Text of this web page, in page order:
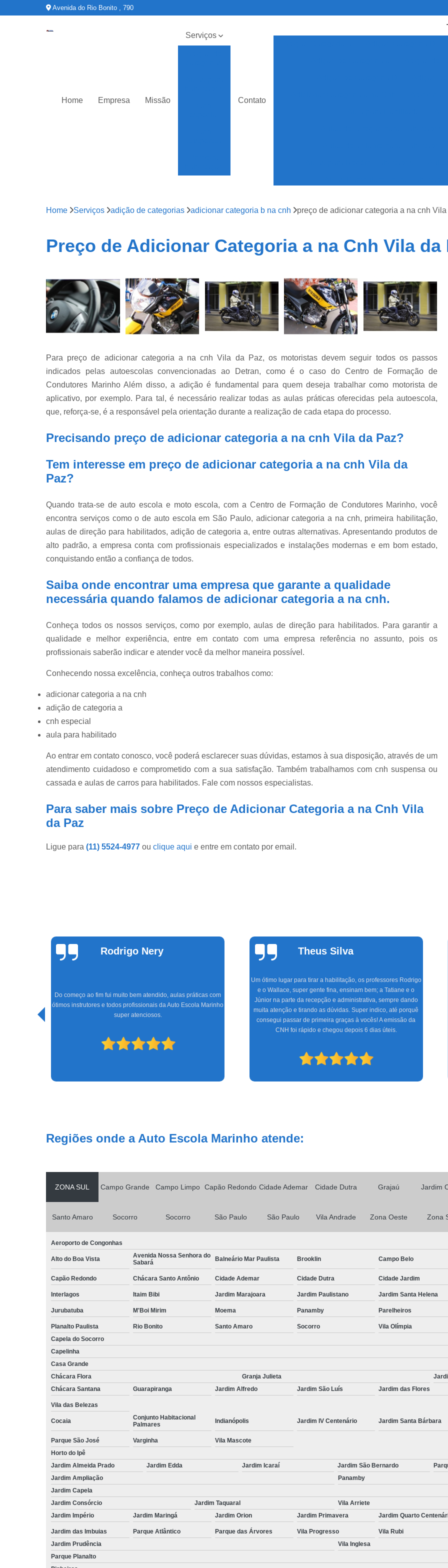
Avenida do Rio Bonito , 790
Home Empresa Missão
Serviços
Contato
Auto Escola Especializada em Cnh
Cnh Especial Moto
Cnh Especial
Carteira Cnh Suspensa
Cnh Suspensa
Cnh Suspensa por Pontos
Cnh
Reabilitação de Cnh Suspensa
Regularização de Cnh
Cnh
Primeira Carteira de Habilitação
Primeira
Primeira Habilitação B
Primeira Habilitação Categoria B
Primeira Habilitação para
Home Serviços adição de categorias adicionar categoria b na cnh preço de adicionar categoria a na cnh Vila
Preço de Adicionar Categoria a na Cnh Vila da
Para preço de adicionar categoria a na cnh Vila da Paz, os motoristas devem seguir todos os passos
indicados pelas autoescolas convencionadas ao Detran, como é o caso do Centro de Formação de
Condutores Marinho Além disso, a adição é fundamental para quem deseja trabalhar como motorista de
aplicativo, por exemplo. Para tal, é necessário realizar todas as aulas práticas oferecidas pela autoescola,
que, reforça-se, é a responsável pela orientação durante a realização de cada etapa do processo.
Precisando preço de adicionar categoria a na cnh Vila da Paz?
Tem interesse em preço de adicionar categoria a na cnh Vila da
Paz?
Quando trata-se de auto escola e moto escola, com a Centro de Formação de Condutores Marinho, você
encontra serviços como o de auto escola em São Paulo, adicionar categoria a na cnh, primeira habilitação,
aulas de direção para habilitados, adição de categoria a, entre outras alternativas. Apresentando produtos de
alto padrão, a empresa conta com profissionais especializados e instalações modernas e em bom estado,
conquistando então a confiança de todos.
Saiba onde encontrar uma empresa que garante a qualidade
necessária quando falamos de adicionar categoria a na cnh.
Conheça todos os nossos serviços, como por exemplo, aulas de direção para habilitados. Para garantir a
qualidade e melhor experiência, entre em contato com uma empresa referência no assunto, pois os
profissionais saberão indicar e atender você da melhor maneira possível.
Conhecendo nossa excelência, conheça outros trabalhos como:
adicionar categoria a na cnh
adição de categoria a
cnh especial
aula para habilitado
Ao entrar em contato conosco, você poderá esclarecer suas dúvidas, estamos à sua disposição, através de um
atendimento cuidadoso e comprometido com a sua satisfação. Também trabalhamos com cnh suspensa ou
cassada e aulas de carros para habilitados. Fale com nossos especialistas.
Para saber mais sobre Preço de Adicionar Categoria a na Cnh Vila
da Paz
Ligue para (11) 5524-4977 ou clique aqui e entre em contato por email.
Theus Silva
Júnior na parte da recepção e administrativa, sempre dando
muita atenção e tirando as dúvidas. Super indico, até porquê
consegui passar de primeira graças à vocês! A emissão da
Cinthia
Alvarenga
Fazer aulas com a Marinho foi a melhor experiência que tive,
com uma equipe altamente treinada, profissionais de excelente
gabarito, foram seis meses de muita alegria e sucesso do CFC
às aulas práticas, só tenho a agradecer. Espero que os novos
condutores tenham a mesma satisfação que eu.
Regiões onde a Auto Escola Marinho atende:
ZONA SUL Campo Grande Campo Limpo Capão Redondo Cidade Ademar Cidade Dutra Grajaú Jardim
Santo Amaro Socorro Socorro São Paulo São Paulo Vila Andrade Zona Oeste Zona
Aeroporto de Congonhas
Alto do Boa Vista
Avenida Nossa Senhora do
Sabará
Balneário Mar Paulista Brooklin Campo Belo
Capão Redondo Chácara Santo Antônio Cidade Ademar Cidade Dutra Cidade Jardim
Interlagos Itaim Bibi Jardim Marajoara Jardim Paulistano Jardim Santa Helena
Jurubatuba M'Boi Mirim Moema Panamby Parelheiros
Planalto Paulista Rio Bonito Santo Amaro Socorro Vila Olímpia
Capela do Socorro
Capelinha
Casa Grande
Chácara Flora
Granja Julieta
Chácara Santana
Guarapiranga Jardim Alfredo Jardim São Luís Jardim das Flores
Vila das Belezas
Cocaia
Conjunto Habitacional
Palmares
Indianópolis Jardim IV Centenário Jardim Santa Bárbara
Parque São José Varginha
Vila Mascote
Horto do Ipê
Jardim Almeida Prado
Jardim Edda Jardim Icaraí Jardim São Bernardo
Jardim Ampliação
Panamby
Jardim Capela
Jardim Consórcio
Jardim Taquaral Vila Arriete
Jardim Império
Jardim Maringá Jardim Orion Jardim Primavera Jardim Quarto
Jardim das Imbuias Parque Atlântico Parque das Árvores Vila Progresso Vila Rubi
Jardim Prudência
Vila Inglesa
Parque Planalto